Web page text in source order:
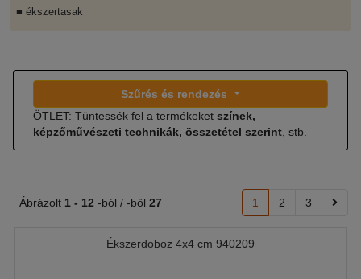
■ ékszertasak
Szűrés és rendezés
ÖTLET: Tüntessék fel a termékeket színek,
képzőművészeti technikák, összetétel szerint , stb.
Ábrázolt 1 - 12 -ból / -ből 27 1 2 3
Ékszerdoboz 4x4 cm 940209